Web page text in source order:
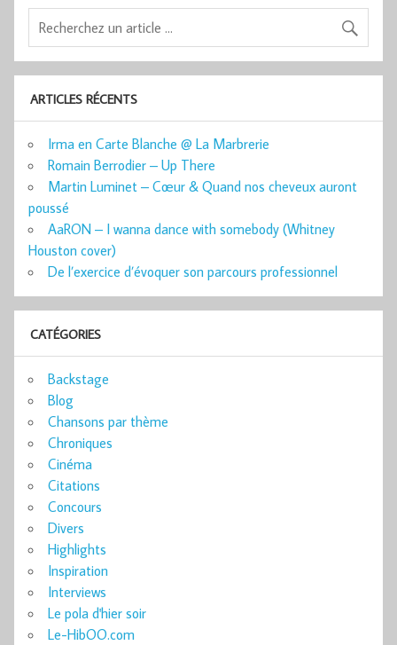
ARTICLES RÉCENTS
Irma en Carte Blanche @ La Marbrerie
Romain Berrodier – Up There
Martin Luminet – Cœur & Quand nos cheveux auront
poussé
AaRON – I wanna dance with somebody (Whitney
Houston cover)
De l’exercice d’évoquer son parcours professionnel
CATÉGORIES
Backstage
Blog
Chansons par thème
Chroniques
Cinéma
Citations
Concours
Divers
Highlights
Inspiration
Interviews
Le pola d'hier soir
Le-HibOO.com